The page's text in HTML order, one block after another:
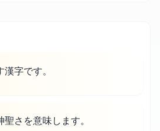
字です。
さを意味します。